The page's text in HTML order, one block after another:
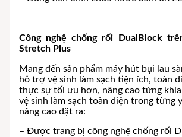
Công nghệ chống rối DualBlock
Stretch Plus
Mang đến sản phẩm máy hút bụi lau
hỗ trợ vệ sinh làm sạch tiện ích, toàn
thực sự tối ưu hơn, nâng cao từng khía
vệ sinh làm sạch toàn diện trong từng
nâng cao đặt ra:
– Được trang bị công nghệ chống rối